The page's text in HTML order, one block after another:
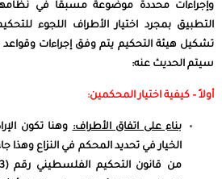
وإجراءات محددة موضوعة مسبقا في
التطبيق بمجرد اختيار الأطراف اللجوء
تشكيل هيئة التحكيم يتم وفق إجراءات وقواعد
سيتم الحديث عنه:
أولاً – كيفية اختيار المحكمين:
بناء على اتفاق الأطراف:وهنا تكون
الخيار في تحديد المحكم في النزاع وهذا